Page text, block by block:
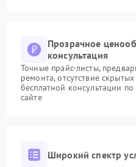
Прозрачное
консультация
Точные прайс-листы,
ремонта, отсутствие
бесплатной консультации
сайте
Широкий спектр